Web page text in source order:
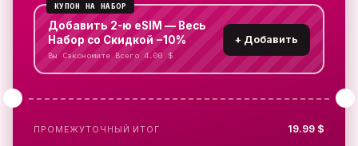
КУПОН НА НАБОР
Добавить 2-ю eSIM — Весь
Набор со Скидкой −10%
Вы Сэкономите Всего 4.00 $
+ Добавить
ПРОМЕЖУТОЧНЫЙ ИТОГ 19.99 $